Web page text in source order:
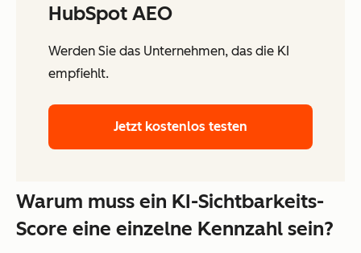
HubSpot AEO
Werden Sie das Unternehmen, das die KI
empfiehlt.
Jetzt kostenlos testen
Warum muss ein KI-Sichtbarkeits-
Score eine einzelne Kennzahl sein?